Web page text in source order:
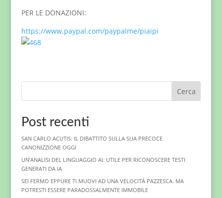
PER LE DONAZIONI:
https://www.paypal.com/paypalme/piaipi
Cerca
Post recenti
SAN CARLO ACUTIS: IL DIBATTITO SULLA SUA PRECOCE
CANONIZZIONE OGGI
UN’ANALISI DEL LINGUAGGIO AI. UTILE PER RICONOSCERE TESTI
GENERATI DA IA
SEI FERMO EPPURE TI MUOVI AD UNA VELOCITÀ PAZZESCA. MA
POTRESTI ESSERE PARADOSSALMENTE IMMOBILE